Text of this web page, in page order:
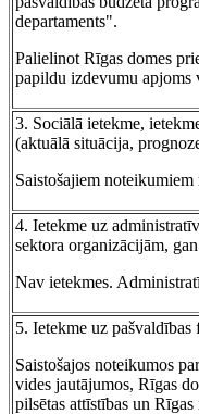
departaments".
Palielinot Rīgas domes
papildu izdevumu
3. Sociālā ietekme,
(aktuālā situācija,
Saistošajiem
4. Ietekme uz
sektora organizācijām,
Nav ietekmes.
5. Ietekme uz
Saistošajos noteikumos
vides jautājumos, Rīgas
pilsētas attīstības un